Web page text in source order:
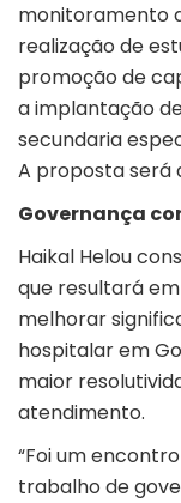
monitoramento
realização de
promoção de
a implantação
secundaria
A proposta será
Governança
Haikal Helou
que resultará
melhorar
hospitalar em
maior
atendimento.
“Foi um
trabalho de